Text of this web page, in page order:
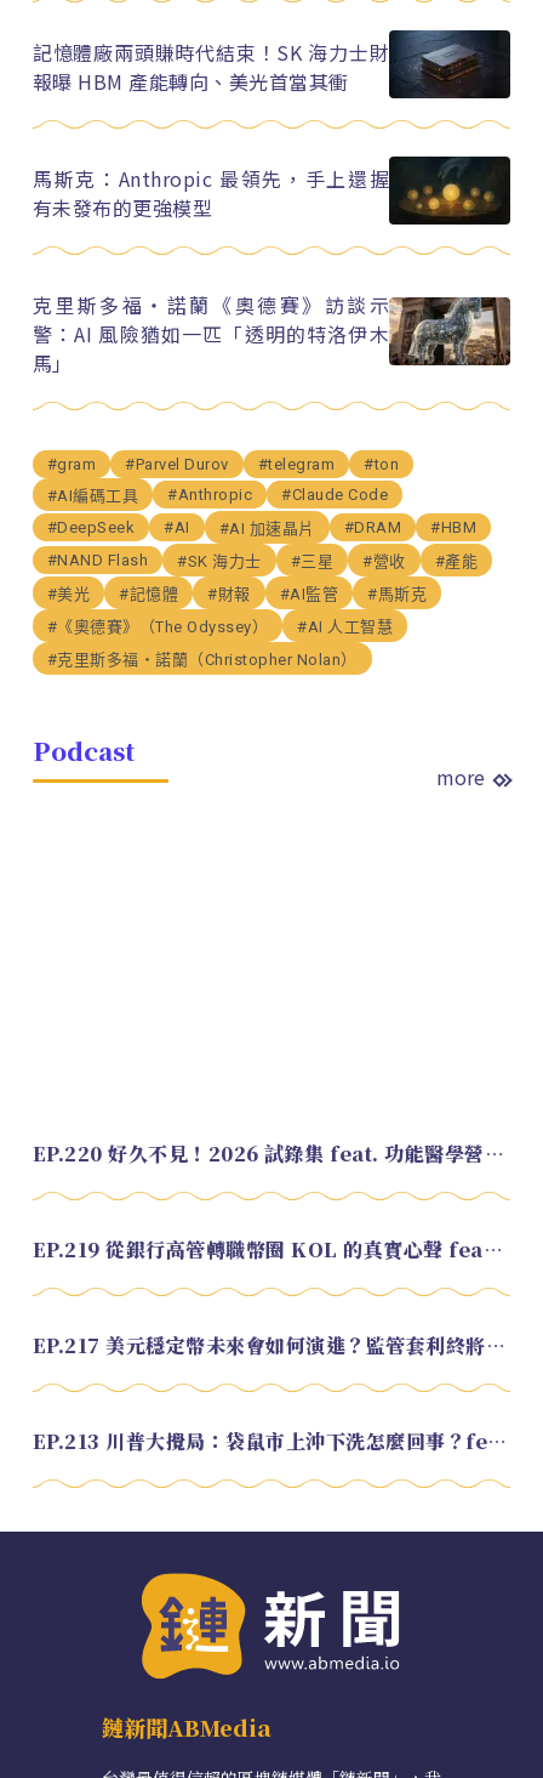
記憶體廠兩頭賺時代結束！SK 海力士財
報曝 HBM 產能轉向、美光首當其衝
馬斯克：Anthropic 最領先，手上還握
有未發布的更強模型
克里斯多福・諾蘭《奧德賽》訪談示
警：AI 風險猶如一匹「透明的特洛伊木
馬」
#gram #Parvel Durov #telegram
#ton
#AI編碼工具
#Anthropic
#Claude Code
#DeepSeek
#AI #AI 加速晶片 #DRAM
#HBM
#NAND Flash
#SK 海力士 #三星 #營收
#產能
#美光
#記憶體 #財報 #AI監管
#馬斯克
#《奧德賽》（The Odyssey）
#AI 人工智慧
#克里斯多福・諾蘭（Christopher Nolan）
Podcast
more
EP.220 好久不見！2026 試錄集 feat. 功能醫學營養師 美寶
EP.219 從銀行高管轉職幣圈 KOL 的真實心聲 feat.龜大
EP.217 美元穩定幣未來會如何演進？監管套利終將收斂？feat. 研究員 余哲安
EP.213 川普大攪局：袋鼠市上沖下洗怎麼回事？feat. Alvin
鏈新聞ABMedia